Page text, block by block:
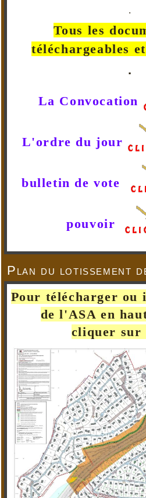
.
Tous les
téléchargeables
.
La Convocation
L'ordre du jour
bulletin de vote
pouvoir
Plan du lotissement
Pour télécharger ou
de l'ASA en
cliquer sur